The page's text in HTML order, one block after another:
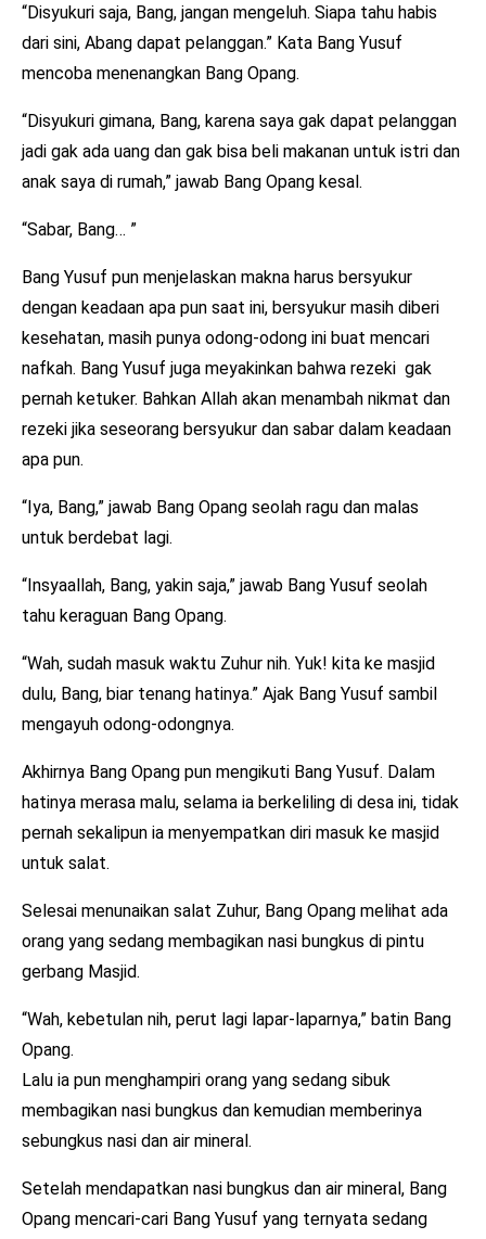
“Disyukuri saja, Bang, jangan mengeluh. Siapa tahu habis
dari sini, Abang dapat pelanggan.” Kata Bang Yusuf
mencoba menenangkan Bang Opang.
“Disyukuri gimana, Bang, karena saya gak dapat pelanggan
jadi gak ada uang dan gak bisa beli makanan untuk istri dan
anak saya di rumah,” jawab Bang Opang kesal.
“Sabar, Bang… ”
Bang Yusuf pun menjelaskan makna harus bersyukur
dengan keadaan apa pun saat ini, bersyukur masih diberi
kesehatan, masih punya odong-odong ini buat mencari
nafkah. Bang Yusuf juga meyakinkan bahwa rezeki gak
pernah ketuker. Bahkan Allah akan menambah nikmat dan
rezeki jika seseorang bersyukur dan sabar dalam keadaan
apa pun.
“Iya, Bang,” jawab Bang Opang seolah ragu dan malas
untuk berdebat lagi.
“Insyaallah, Bang, yakin saja,” jawab Bang Yusuf seolah
tahu keraguan Bang Opang.
“Wah, sudah masuk waktu Zuhur nih. Yuk! kita ke masjid
dulu, Bang, biar tenang hatinya.” Ajak Bang Yusuf sambil
mengayuh odong-odongnya.
Akhirnya Bang Opang pun mengikuti Bang Yusuf. Dalam
hatinya merasa malu, selama ia berkeliling di desa ini, tidak
pernah sekalipun ia menyempatkan diri masuk ke masjid
untuk salat.
Selesai menunaikan salat Zuhur, Bang Opang melihat ada
orang yang sedang membagikan nasi bungkus di pintu
gerbang Masjid.
“Wah, kebetulan nih, perut lagi lapar-laparnya,” batin Bang
Opang.
Lalu ia pun menghampiri orang yang sedang sibuk
membagikan nasi bungkus dan kemudian memberinya
sebungkus nasi dan air mineral.
Setelah mendapatkan nasi bungkus dan air mineral, Bang
Opang mencari-cari Bang Yusuf yang ternyata sedang